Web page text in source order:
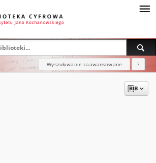
Wyszukiwanie zaawansowane ?